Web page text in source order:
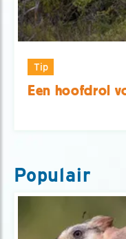
Tip
Een hoofdrol
Populair